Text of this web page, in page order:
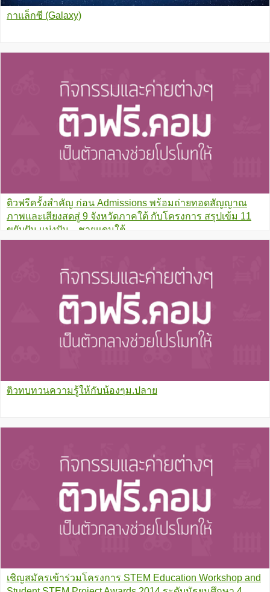
กาแล็กซี (Galaxy)
ติวฟรีครั้งสำคัญ ก่อน Admissions พร้อมถ่ายทอดสัญญาณ
ภาพและเสียงสดสู่ 9 จังหวัดภาคใต้ กับโครงการ สรุปเข้ม 11
ขยับฝัน แบ่งปัน…ชายแดนใต้
ติวทบทวนความรู้ให้กับน้องๆม.ปลาย
เชิญสมัครเข้าร่วมโครงการ STEM Education Workshop and